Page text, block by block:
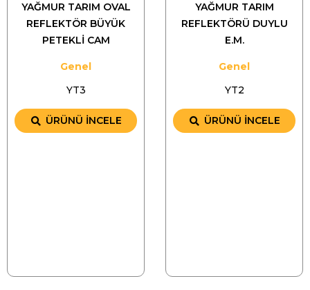
YAĞMUR TARIM OVAL
REFLEKTÖR BÜYÜK
PETEKLİ CAM
Genel
YT3
ÜRÜNÜ İNCELE
YAĞMUR TARIM
REFLEKTÖRÜ DUYLU
E.M.
Genel
YT2
ÜRÜNÜ İNCELE